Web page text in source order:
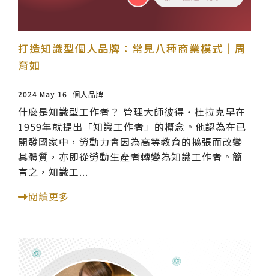
打造知識型個人品牌：常見八種商業模式｜周
育如
2024 May 16 個人品牌
什麼是知識型工作者？ 管理大師彼得‧杜拉克早在
1959年就提出「知識工作者」的概念。他認為在已
開發國家中，勞動力會因為高等教育的擴張而改變
其體質，亦即從勞動生產者轉變為知識工作者。簡
言之，知識工...
閱讀更多